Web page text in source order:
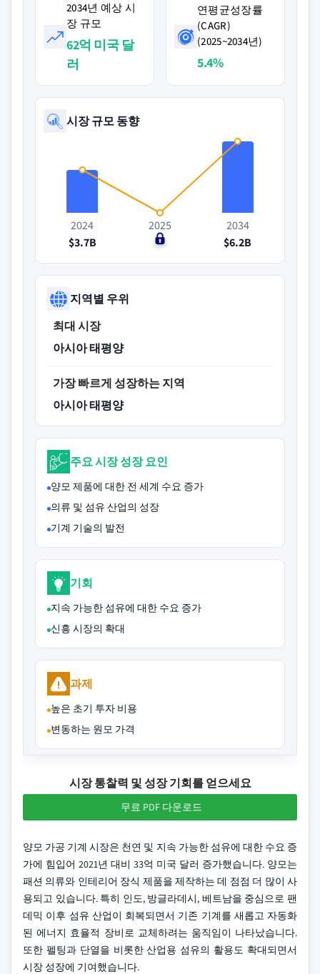
2034년 예상 시
장 규모
62억 미국 달
러
연평균성장률
(CAGR)
(2025~2034년)
5.4%
시장 규모 동향
2024
$3.7B
2025
$0
2034
$6.2B
지역별 우위
최대 시장
아시아 태평양
가장 빠르게 성장하는 지역
아시아 태평양
주요 시장 성장 요인
양모 제품에 대한 전 세계 수요 증가
의류 및 섬유 산업의 성장
기계 기술의 발전
기회
지속 가능한 섬유에 대한 수요 증가
신흥 시장의 확대
과제
높은 초기 투자 비용
변동하는 원모 가격
시장 통찰력 및 성장 기회를 얻으세요
무료 PDF 다운로드
양모 가공 기계 시장은 천연 및 지속 가능한 섬유에 대한 수요 증
가에 힘입어 2021년 대비 33억 미국 달러 증가했습니다. 양모는
패션 의류와 인테리어 장식 제품을 제작하는 데 점점 더 많이 사
용되고 있습니다. 특히 인도, 방글라데시, 베트남을 중심으로 팬
데믹 이후 섬유 산업이 회복되면서 기존 기계를 새롭고 자동화
된 에너지 효율적 장비로 교체하려는 움직임이 나타났습니다.
또한 펠팅과 단열을 비롯한 산업용 섬유의 활용도 확대되면서
시장 성장에 기여했습니다.